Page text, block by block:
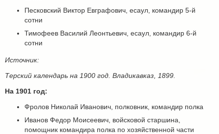
Песковский Виктор Евграфович, есаул, командир 5-й
сотни
Тимофеев Василий Леонтьевич, есаул, командир 6-й
сотни
Источник:
Терский календарь на 1900 год. Владикавказ, 1899.
На 1901 год:
Фролов Николай Иванович, полковник, командир полка
Иванов Федор Моисеевич, войсковой старшина,
помощник командира полка по хозяйственной части